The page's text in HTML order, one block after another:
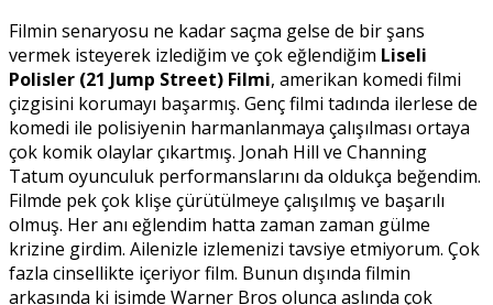
Filmin senaryosu ne kadar saçma gelse de bir şans
vermek isteyerek izlediğim ve çok eğlendiğim Liseli
Polisler (21 Jump Street) Filmi, amerikan komedi filmi
çizgisini korumayı başarmış. Genç filmi tadında ilerlese de
komedi ile polisiyenin harmanlanmaya çalışılması ortaya
çok komik olaylar çıkartmış. Jonah Hill ve Channing
Tatum oyunculuk performanslarını da oldukça beğendim.
Filmde pek çok klişe çürütülmeye çalışılmış ve başarılı
olmuş. Her anı eğlendim hatta zaman zaman gülme
krizine girdim. Ailenizle izlemenizi tavsiye etmiyorum. Çok
fazla cinsellikte içeriyor film. Bunun dışında filmin
arkasında ki isimde Warner Bros olunca aslında çok